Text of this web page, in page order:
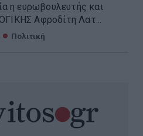
η ευρωβουλευτής και
Αφροδίτη Λατ...
Πολιτική